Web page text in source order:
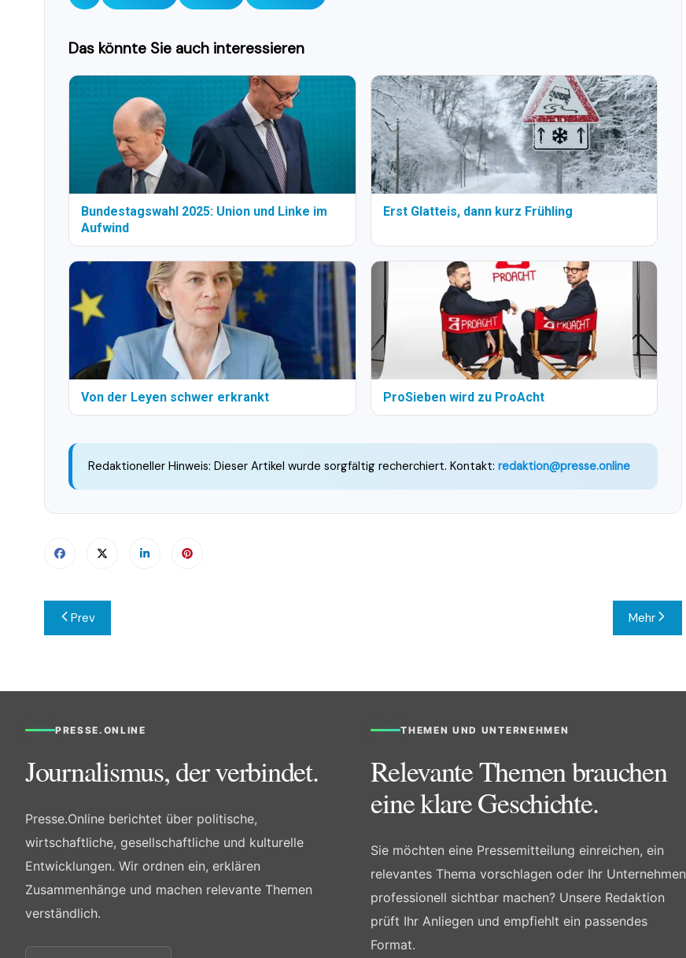
Das könnte Sie auch interessieren
Bundestagswahl 2025: Union und Linke im
Aufwind
Erst Glatteis, dann kurz Frühling
Von der Leyen schwer erkrankt ProSieben wird zu ProAcht
Redaktioneller Hinweis: Dieser Artikel wurde sorgfältig recherchiert. Kontakt: redaktion@presse.online
Beitragsnavigation
Prev Mehr
PRESSE.ONLINE
Journalismus, der verbindet.
Presse.Online berichtet über politische,
wirtschaftliche, gesellschaftliche und kulturelle
Entwicklungen. Wir ordnen ein, erklären
Zusammenhänge und machen relevante Themen
verständlich.
THEMEN UND UNTERNEHMEN
Relevante Themen brauchen
eine klare Geschichte.
Sie möchten eine Pressemitteilung einreichen, ein
relevantes Thema vorschlagen oder Ihr Unternehmen
professionell sichtbar machen? Unsere Redaktion
prüft Ihr Anliegen und empfiehlt ein passendes
Format.